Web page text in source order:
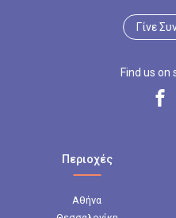
Γίνε
Find us on
Περιοχές
Αθήνα